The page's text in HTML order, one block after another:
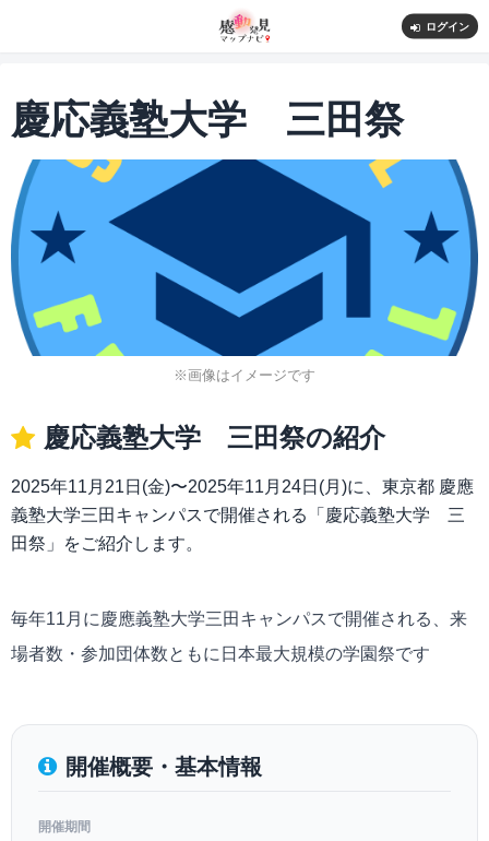
ログイン
慶応義塾大学 三田祭
※画像はイメージです
慶応義塾大学 三田祭の紹介
2025年11月21日(金)〜2025年11月24日(月)に、東京都 慶應
義塾大学三田キャンパスで開催される「慶応義塾大学 三
田祭」をご紹介します。
毎年11月に慶應義塾大学三田キャンパスで開催される、来
場者数・参加団体数ともに日本最大規模の学園祭です
開催概要・基本情報
開催期間